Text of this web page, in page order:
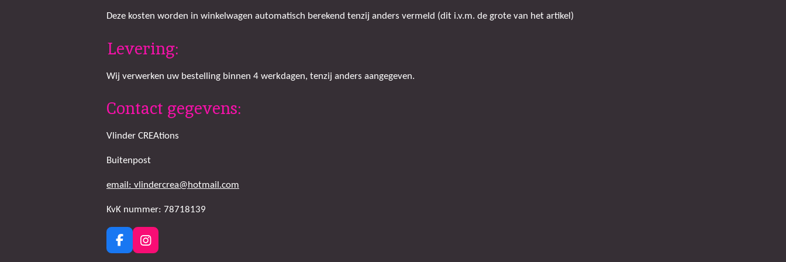
Deze kosten worden in winkelwagen automatisch berekend tenzij anders vermeld (dit i.v.m. de grote van het artikel)
Levering:
Wij verwerken uw bestelling binnen 4 werkdagen, tenzij anders aangegeven.
Contact gegevens:
Vlinder CREAtions
Buitenpost
email: vlindercrea@hotmail.com
KvK nummer: 78718139
F
a
I
n